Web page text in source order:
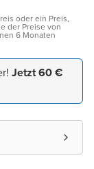
oder ein Preis,
der Preise von
6 Monaten
Jetzt 60 €